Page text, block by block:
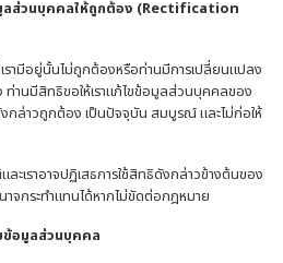
ลส่วนบุคคลให้ถูกต้อง (Rectification
มีอยู่นั้นไม่ถูกต้องหรือท่านมีการเปลี่ยนแปลง
านมีสิทธิขอให้เราแก้ไขข้อมูลส่วนบุคคลของ
ล่าวถูกต้อง เป็นปัจจุบัน สมบูรณ์ และไม่ก่อให้
อาจปฏิเสธการใช้สิทธิดังกล่าวข้างต้นของ
จกระทำแทนได้หากไม่ขัดต่อกฎหมาย
ข้อมูลส่วนบุคคล